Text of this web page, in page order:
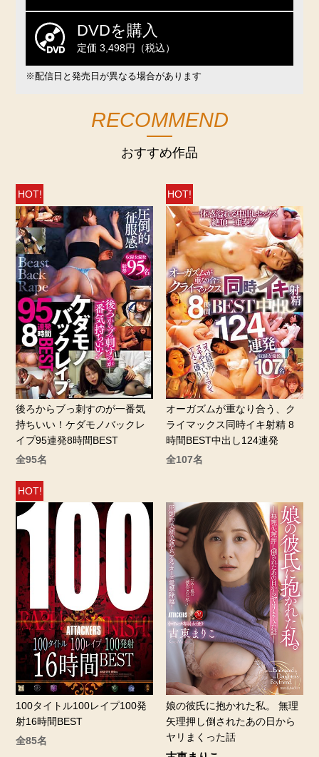
DVDを購入
定価 3,498円（税込）
※配信日と発売日が異なる場合があります
RECOMMEND
おすすめ作品
HOT!
後ろからブっ刺すのが一番気
持ちいい！ケダモノバックレ
イプ95連発8時間BEST
全95名
HOT!
オーガズムが重なり合う、ク
ライマックス同時イキ射精 8
時間BEST中出し124連発
全107名
HOT!
100タイトル100レイプ100発
射16時間BEST
全85名
娘の彼氏に抱かれた私。 無理
矢理押し倒されたあの日から
ヤリまくった話